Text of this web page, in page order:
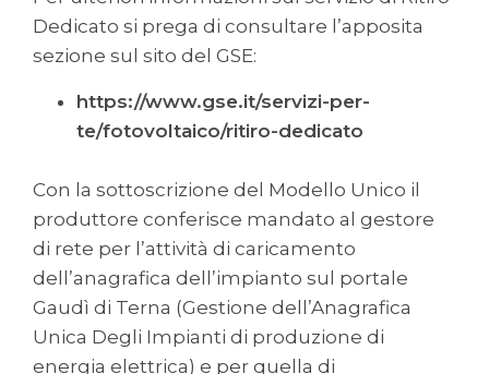
Dedicato si prega di consultare l’apposita
sezione sul sito del GSE:
https://www.gse.it/servizi-per-
te/fotovoltaico/ritiro-dedicato
Con la sottoscrizione del Modello Unico il
produttore conferisce mandato al gestore
di rete per l’attività di caricamento
dell’anagrafica dell’impianto sul portale
Gaudì di Terna (Gestione dell’Anagrafica
Unica Degli Impianti di produzione di
energia elettrica) e per quella di